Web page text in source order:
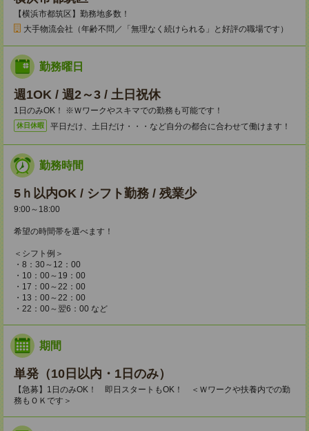
【横浜市都筑区】勤務地多数！
大手物流会社（年齢不問／「無理なく続けられる」と好評の職場です）
勤務曜日
週1OK / 週2～3 / 土日祝休
1日のみOK！ ※Ｗワークやスキマでの勤務も可能です！
休日休暇 平日だけ、土日だけ・・・など自分の都合に合わせて働けます！
勤務時間
5ｈ以内OK / シフト勤務 / 残業少
9:00～18:00
希望の時間帯を選べます！
＜シフト例＞
・8：30～12：00
・10：00～19：00
・17：00～22：00
・13：00～22：00
・22：00～翌6：00 など
期間
単発（10日以内・1日のみ）
【急募】1日のみOK！ 即日スタートもOK！ ＜Ｗワークや扶養内での勤
務もＯＫです＞